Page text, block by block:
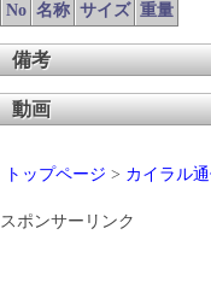
No 名称 サイズ 重量
備考
動画
トップページ > カイラル
スポンサーリンク